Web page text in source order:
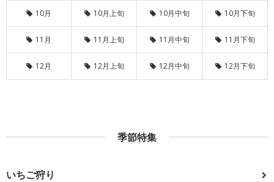
10月 10月上旬 10月中旬 10月下旬
11月 11月上旬 11月中旬 11月下旬
12月 12月上旬 12月中旬 12月下旬
季節特集
いちご狩り